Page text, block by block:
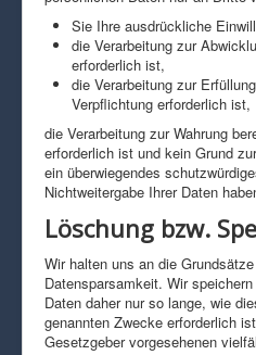
Sie Ihre ausdrückliche
die Verarbeitung zur
erforderlich ist,
die Verarbeitung zur
Verpflichtung erforderlich ist,
die Verarbeitung zur Wahrung
erforderlich ist und kein Grund
ein überwiegendes
Nichtweitergabe Ihrer Daten
Löschung bzw.
Wir halten uns an die
Datensparsamkeit. Wir
Daten daher nur so lange, wie
genannten Zwecke erforderlich
Gesetzgeber vorgesehenen